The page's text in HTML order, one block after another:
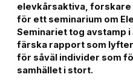
elevkårsaktiva,
för ett seminarium om
Seminariet tog avstamp
färska rapport som
för såväl individer som
samhället i stort.